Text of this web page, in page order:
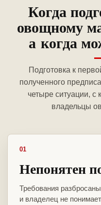
Когда
овощному
а когда
Подготовка к
полученного
четыре ситуации, с
владельцы
01
Непонятен
Требования
и владелец не